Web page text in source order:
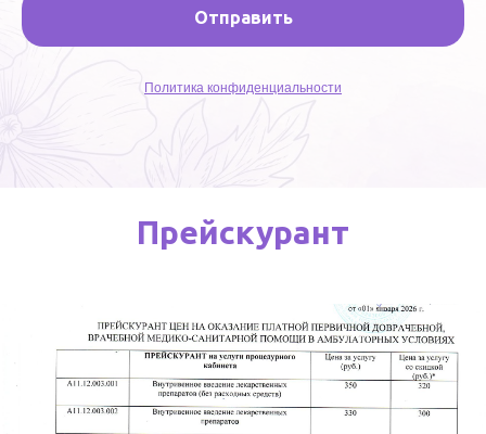
Отправить
Политика конфиденциальности
Прейскурант